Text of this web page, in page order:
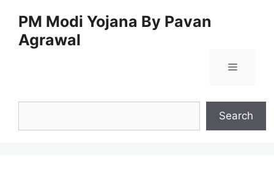
content
PM Modi Yojana By Pavan
Agrawal
Menu
Search